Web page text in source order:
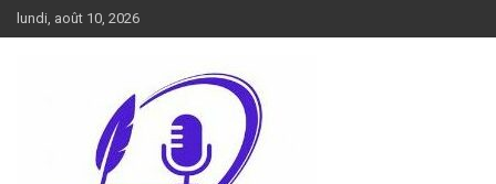
Aller
au
lundi, août 10, 2026